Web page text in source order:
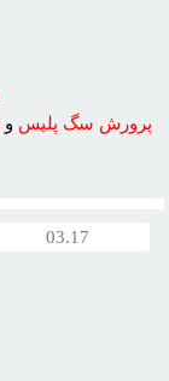
پرورش سگ پليس و
03.17